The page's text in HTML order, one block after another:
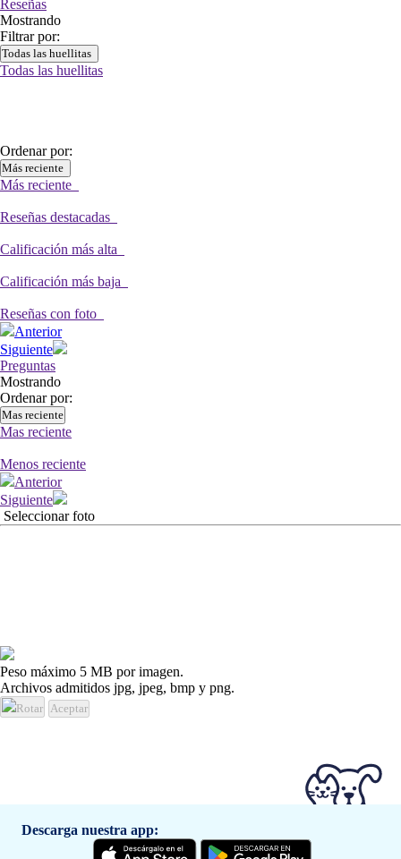
Reseñas
Mostrando
Filtrar por:
Todas las huellitas
Todas las huellitas
Ordenar por:
Más reciente
Más reciente
Reseñas destacadas
Calificación más alta
Calificación más baja
Reseñas con foto
Anterior
Siguiente
Preguntas
Mostrando
Ordenar por:
Mas reciente
Mas reciente
Menos reciente
Anterior
Siguiente
Seleccionar foto
Peso máximo 5 MB por imagen.
Archivos admitidos jpg, jpeg, bmp y png.
Rotar Aceptar
Descarga nuestra app: